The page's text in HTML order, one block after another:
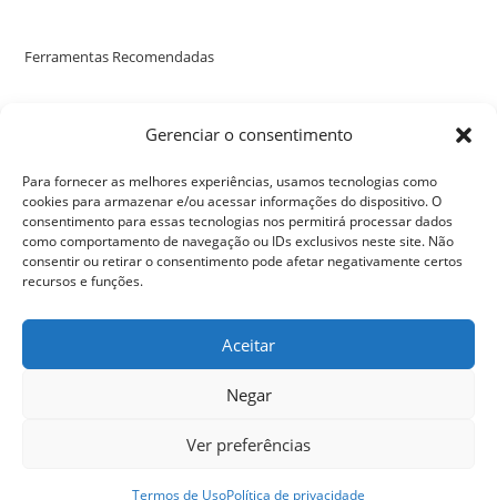
Gerenciar o consentimento
Para fornecer as melhores experiências, usamos tecnologias como
cookies para armazenar e/ou acessar informações do dispositivo. O
consentimento para essas tecnologias nos permitirá processar dados
como comportamento de navegação ou IDs exclusivos neste site. Não
consentir ou retirar o consentimento pode afetar negativamente certos
recursos e funções.
Aceitar
Negar
Ver preferências
Termos de UsoPolítica de privacidade
Ferramentas Recomendadas
Poste uma avaliação no nosso perfil no Google
Termos de Uso